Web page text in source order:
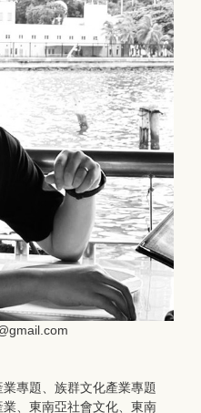
專題、族群文化產業專題
、東南亞社會文化、東南